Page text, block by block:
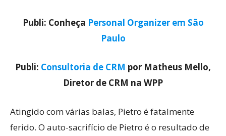
Publi: Conheça Personal Organizer em São
Paulo
Publi: Consultoria de CRM por Matheus Mello,
Diretor de CRM na WPP
Atingido com várias balas, Pietro é fatalmente
ferido. O auto-sacrifício de Pietro é o resultado de